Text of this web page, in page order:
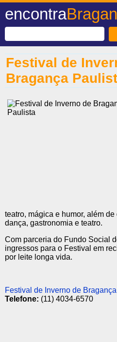
encontra
Festival de
Bragança
teatro, mágica e humor, além
dança, gastronomia e teatro.
Com parceria do Fundo Social
ingressos para o Festival em
por leite longa vida.
Festival de Inverno de
Telefone: (11) 4034-6570